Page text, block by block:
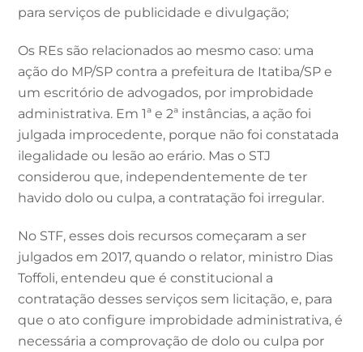
para serviços de publicidade e divulgação;
Os REs são relacionados ao mesmo caso: uma
ação do MP/SP contra a prefeitura de Itatiba/SP e
um escritório de advogados, por improbidade
administrativa. Em 1ª e 2ª instâncias, a ação foi
julgada improcedente, porque não foi constatada
ilegalidade ou lesão ao erário. Mas o STJ
considerou que, independentemente de ter
havido dolo ou culpa, a contratação foi irregular.
No STF, esses dois recursos começaram a ser
julgados em 2017, quando o relator, ministro Dias
Toffoli, entendeu que é constitucional a
contratação desses serviços sem licitação, e, para
que o ato configure improbidade administrativa, é
necessária a comprovação de dolo ou culpa por